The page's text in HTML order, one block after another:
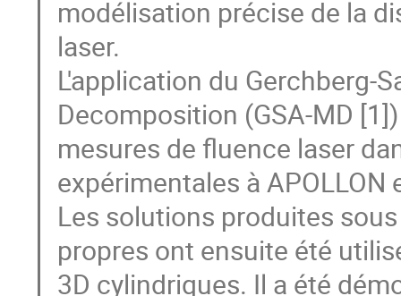
modélisation précise de la
laser.
L'application du Gerchberg-
Decomposition (GSA-MD
mesures de fluence laser
expérimentales à APOLLON
Les solutions produites
propres ont ensuite été
3D cylindriques. Il a été